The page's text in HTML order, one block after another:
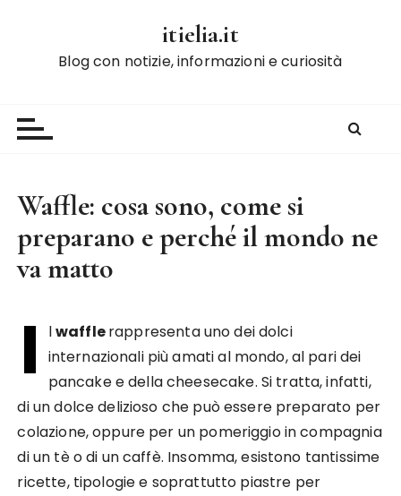
itielia.it
Blog con notizie, informazioni e curiosità
Waffle: cosa sono, come si
preparano e perché il mondo ne
va matto
I lwafflerappresenta uno dei dolci
internazionali più amati al mondo, al pari dei
pancake e della cheesecake. Si tratta, infatti,
di un dolce delizioso che può essere preparato per
colazione, oppure per un pomeriggio in compagnia
di un tè o di un caffè. Insomma, esistono tantissime
ricette, tipologie e soprattutto piastre per